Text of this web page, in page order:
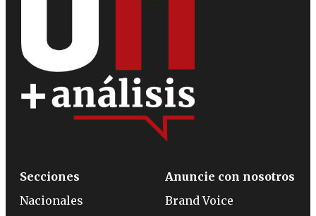
Secciones
Nacionales
Anuncie con nosotros
Brand Voice